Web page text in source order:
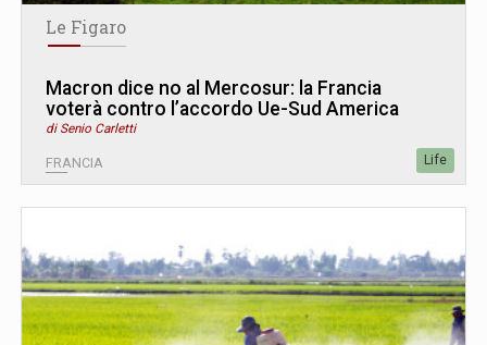
Le Figaro
Macron dice no al Mercosur: la Francia
voterà contro l’accordo Ue-Sud America
di Senio Carletti
FRANCIA Life